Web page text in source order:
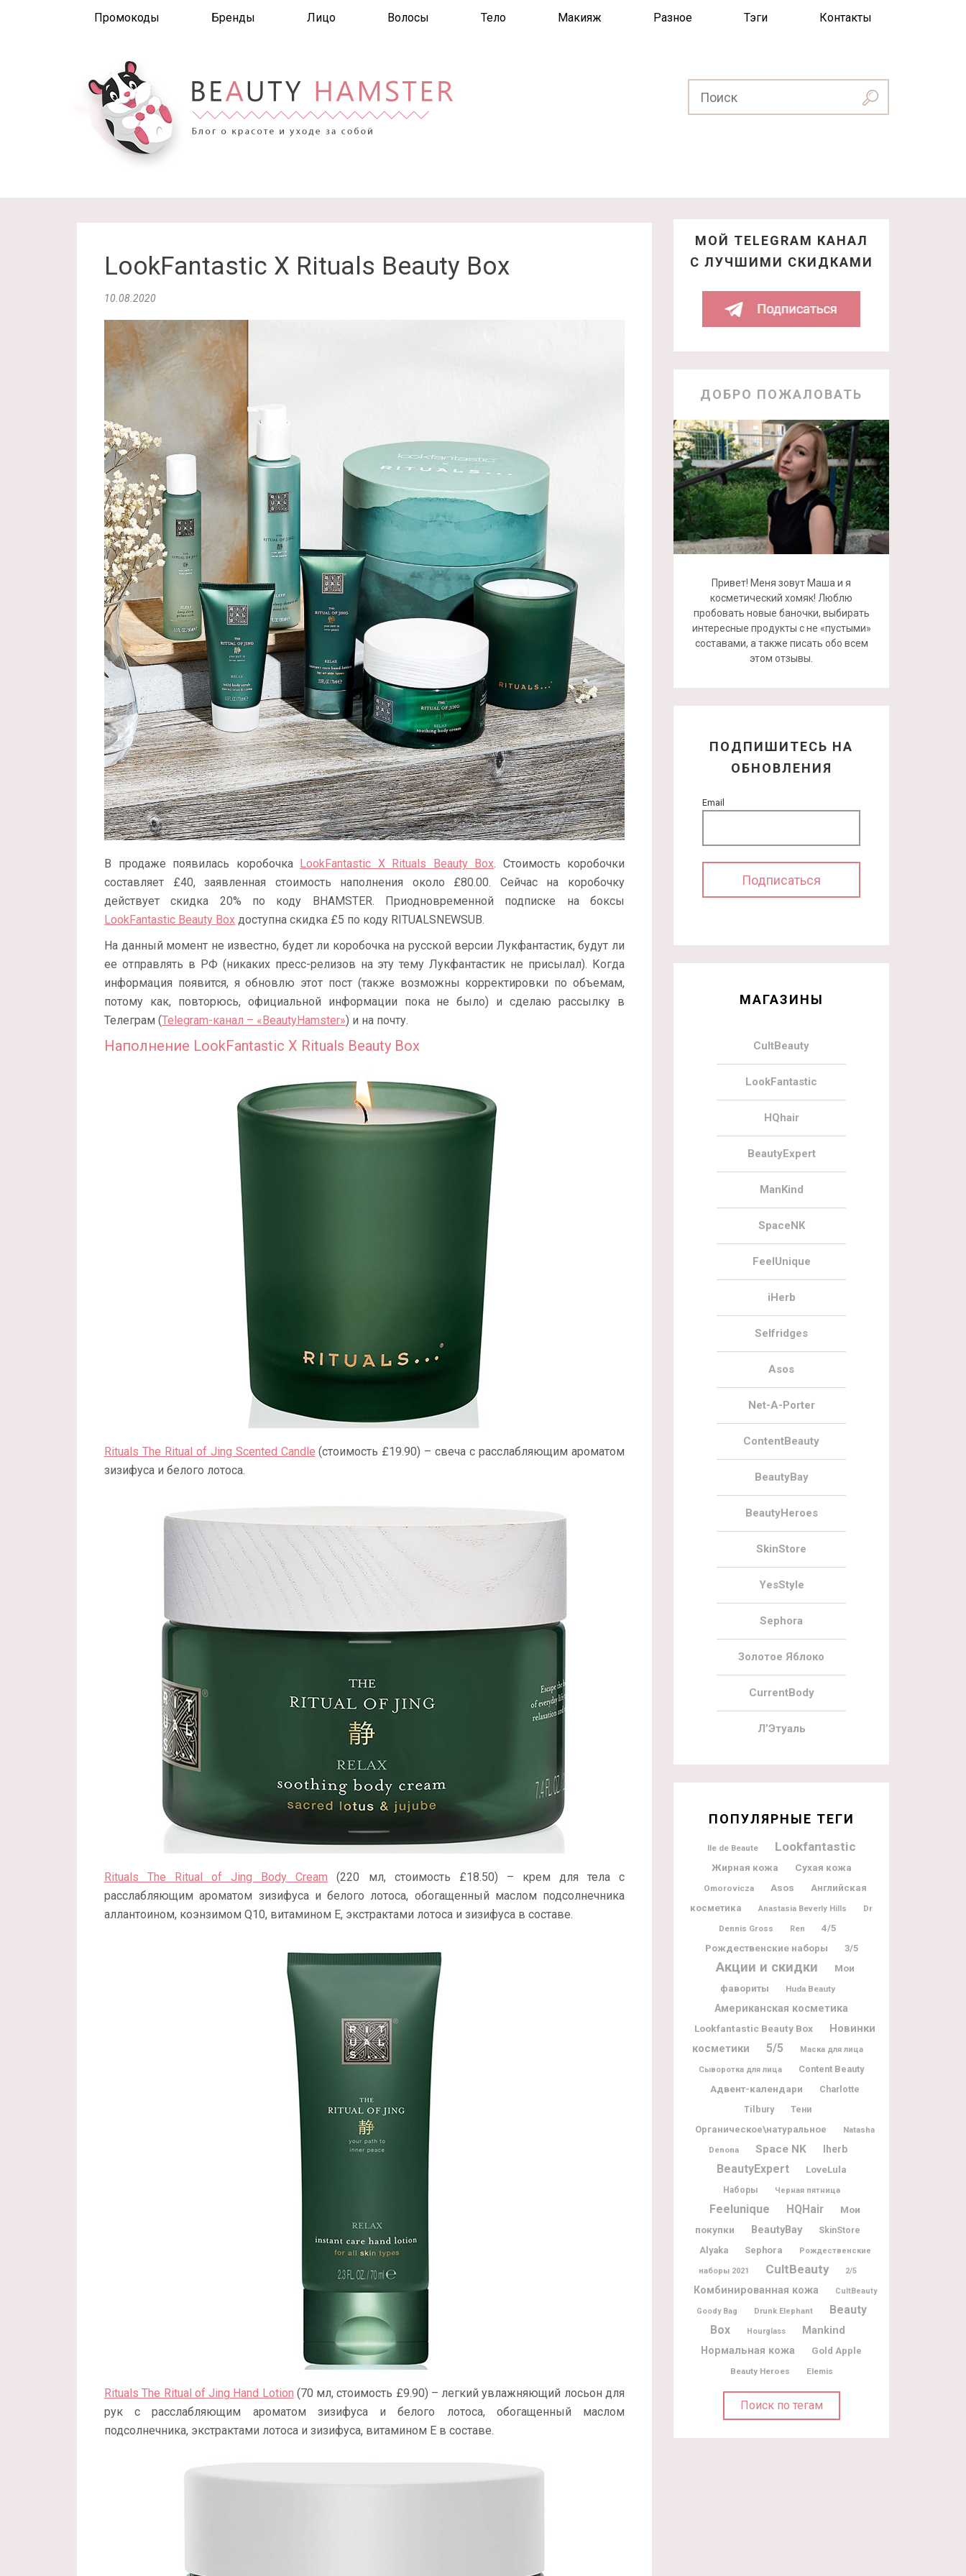
Промокоды Бренды Лицо Волосы Тело Макияж Разное Тэги Контакты
LookFantastic X Rituals Beauty Box
10.08.2020
В продаже появилась коробочка LookFantastic X Rituals Beauty Box. Стоимость коробочки
составляет £40, заявленная стоимость наполнения около £80.00. Сейчас на коробочку
действует скидка 20% по коду BHAMSTER. Приодновременной подписке на боксы
LookFantastic Beauty Box доступна скидка £5 по коду RITUALSNEWSUB.
На данный момент не известно, будет ли коробочка на русской версии Лукфантастик, будут ли
ее отправлять в РФ (никаких пресс-релизов на эту тему Лукфантастик не присылал). Когда
информация появится, я обновлю этот пост (также возможны корректировки по объемам,
потому как, повторюсь, официальной информации пока не было) и сделаю рассылку в
Телеграм (Telegram-канал – «BeautyHamster») и на почту.
Наполнение LookFantastic X Rituals Beauty Box
Rituals The Ritual of Jing Scented Candle (стоимость £19.90) – свеча с расслабляющим ароматом
зизифуса и белого лотоса.
Rituals The Ritual of Jing Body Cream (220 мл, стоимость £18.50) – крем для тела с
расслабляющим ароматом зизифуса и белого лотоса, обогащенный маслом подсолнечника
аллантоином, коэнзимом Q10, витамином Е, экстрактами лотоса и зизифуса в составе.
Rituals The Ritual of Jing Hand Lotion (70 мл, стоимость £9.90) – легкий увлажняющий лосьон для
рук с расслабляющим ароматом зизифуса и белого лотоса, обогащенный маслом
подсолнечника, экстрактами лотоса и зизифуса, витамином Е в составе.
МОЙ TELEGRAM КАНАЛ
С ЛУЧШИМИ СКИДКАМИ
ДОБРО ПОЖАЛОВАТЬ
Привет! Меня зовут Маша и я
косметический хомяк! Люблю
пробовать новые баночки, выбирать
интересные продукты с не «пустыми»
составами, а также писать обо всем
этом отзывы.
ПОДПИШИТЕСЬ НА
ОБНОВЛЕНИЯ
Email
МАГАЗИНЫ
CultBeauty
LookFantastic
HQhair
BeautyExpert
ManKind
SpaceNK
FeelUnique
iHerb
Selfridges
Asos
Net-A-Porter
ContentBeauty
BeautyBay
BeautyHeroes
SkinStore
YesStyle
Sephora
Золотое Яблоко
CurrentBody
Л’Этуаль
ПОПУЛЯРНЫЕ ТЕГИ
Ile de Beaute Lookfantastic
Жирная кожа Сухая кожа
Omorovicza Asos
Английская
косметика
Anastasia Beverly Hills
Dr
Dennis Gross
Ren 4/5
Рождественские наборы 3/5
Акции и скидки
Мои
фавориты
Huda Beauty
Американская косметика
Lookfantastic Beauty Box
Новинки
косметики
5/5 Маска для лица
Сыворотка для лица Content Beauty
Адвент-календари
Charlotte
Tilbury
Тени
Органическое\натуральное
Natasha
Denona
Space NK Iherb
BeautyExpert LoveLula
Наборы Черная пятница
Feelunique HQHair
Мои
покупки
BeautyBay SkinStore
Alyaka Sephora Рождественские
наборы 2021 CultBeauty 2/5
Комбинированная кожа CultBeauty
Goody Bag Drunk Elephant
Beauty
Box
Hourglass Mankind
Нормальная кожа Gold Apple
Beauty Heroes Elemis
Поиск по тегам